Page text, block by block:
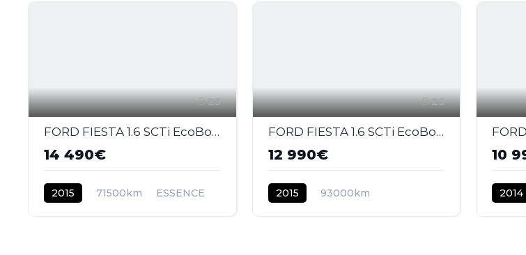
25
FORD FIESTA 1.6 SCTi EcoBoost - 182 2008 BERLINE ST PHASE 2
14 490€
2015 71500km ESSENCE
25
FORD FIESTA 1.6 SCTi EcoBoost - 182 2008 BERLINE ST PHASE 2
12 990€
2015
93000km
10
2014